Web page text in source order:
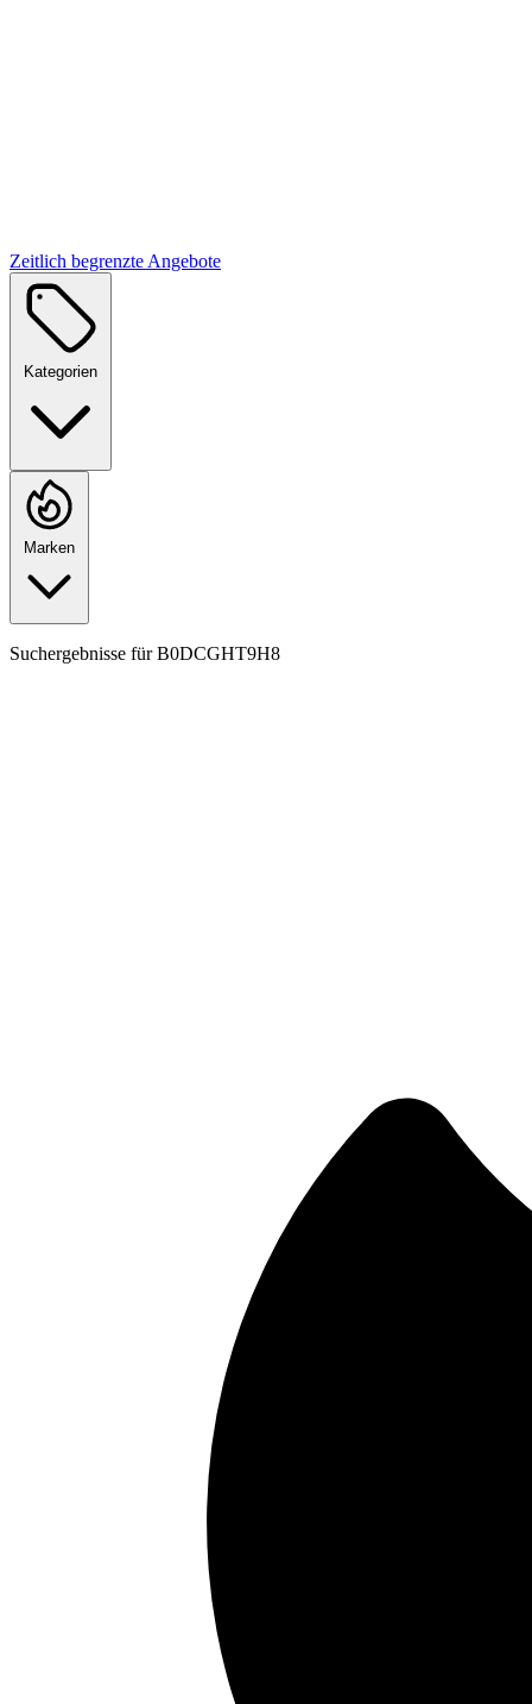
Zeitlich begrenzte Angebote
Kategorien
Marken
Suchergebnisse fürB0DCGHT9H8